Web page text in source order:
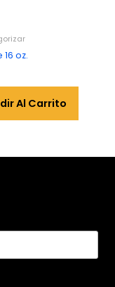
16 oz.
Al Carrito